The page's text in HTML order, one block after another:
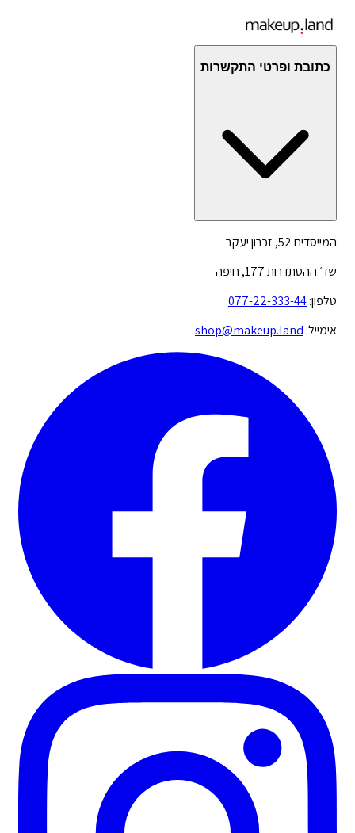
כתובת ופרטי התקשרות
המייסדים 52, זכרון יעקב
שד׳ ההסתדרות 177, חיפה
טלפון:077-22-333-44
אימייל: shop@makeup.land